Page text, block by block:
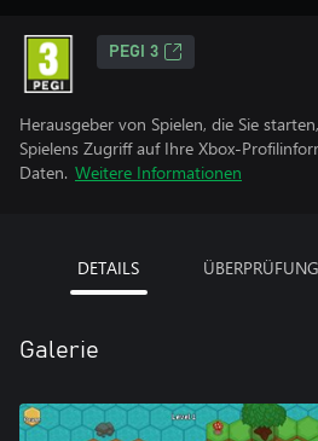
PEGI 3
Herausgeber von Spielen, die Sie
Spielens Zugriff auf Ihre Xbox-
Daten. Weitere Informationen
DETAILS
Galerie